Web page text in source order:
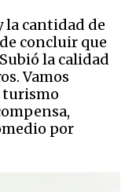
la cantidad de
concluir que
la calidad
Vamos
turismo
por